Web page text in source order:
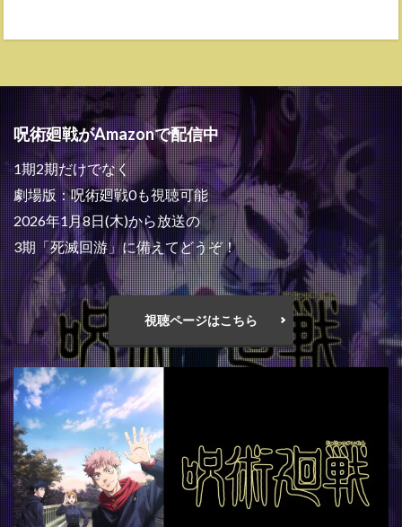
呪術廻戦がAmazonで配信中
1期2期だけでなく
劇場版：呪術廻戦0も視聴可能
2026年1月8日(木)から放送の
3期「死滅回游」に備えてどうぞ！
視聴ページはこちら